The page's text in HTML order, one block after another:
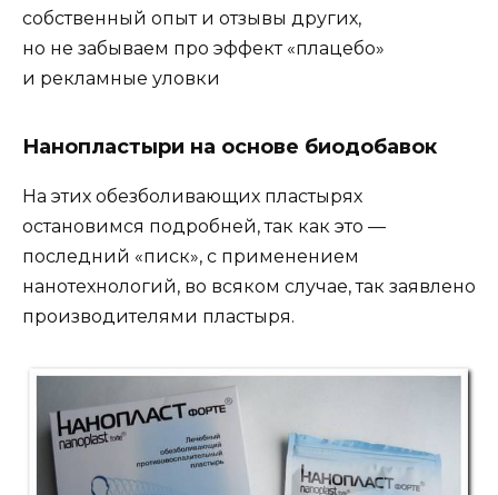
собственный опыт и отзывы других,
но не забываем про эффект «плацебо»
и рекламные уловки
Нанопластыри на основе биодобавок
На этих обезболивающих пластырях
остановимся подробней, так как это —
последний «писк», с применением
нанотехнологий, во всяком случае, так заявлено
производителями пластыря.